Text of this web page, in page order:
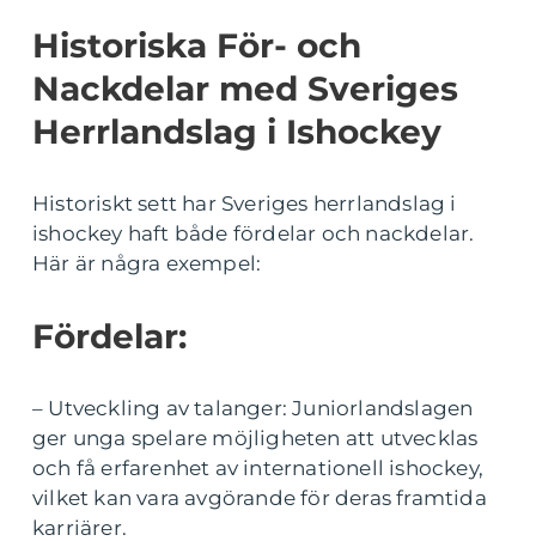
Historiska För- och
Nackdelar med Sveriges
Herrlandslag i Ishockey
Historiskt sett har Sveriges herrlandslag i
ishockey haft både fördelar och nackdelar.
Här är några exempel:
Fördelar:
– Utveckling av talanger: Juniorlandslagen
ger unga spelare möjligheten att utvecklas
och få erfarenhet av internationell ishockey,
vilket kan vara avgörande för deras framtida
karriärer.